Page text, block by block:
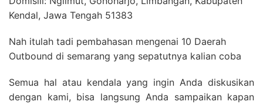
Kendal, Jawa Tengah 51383
Nah itulah tadi pembahasan mengenai 10 Daerah
Outbound di semarang yang sepatutnya kalian coba
Semua hal atau kendala yang ingin Anda diskusikan
dengan kami, bisa langsung Anda sampaikan kapan